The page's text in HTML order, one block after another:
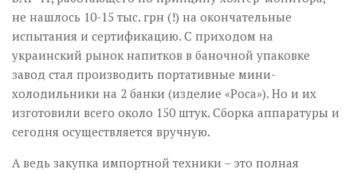
не нашлось 10-15 тыс. грн (!) на окончательные
испытания и сертификацию. С приходом на
украинский рынок напитков в баночной упаковке
завод стал производить портативные мини-
холодильники на 2 банки (изделие «Роса»). Но и их
изготовили всего около 150 штук. Сборка аппаратуры и
сегодня осуществляется вручную.
А ведь закупка импортной техники – это полная